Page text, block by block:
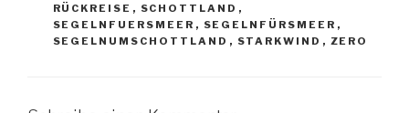
RÜCKREISE , SCHOTTLAND ,
SEGELNFUERSMEER , SEGELNFÜRSMEER ,
SEGELNUMSCHOTTLAND , STARKWIND , ZERO